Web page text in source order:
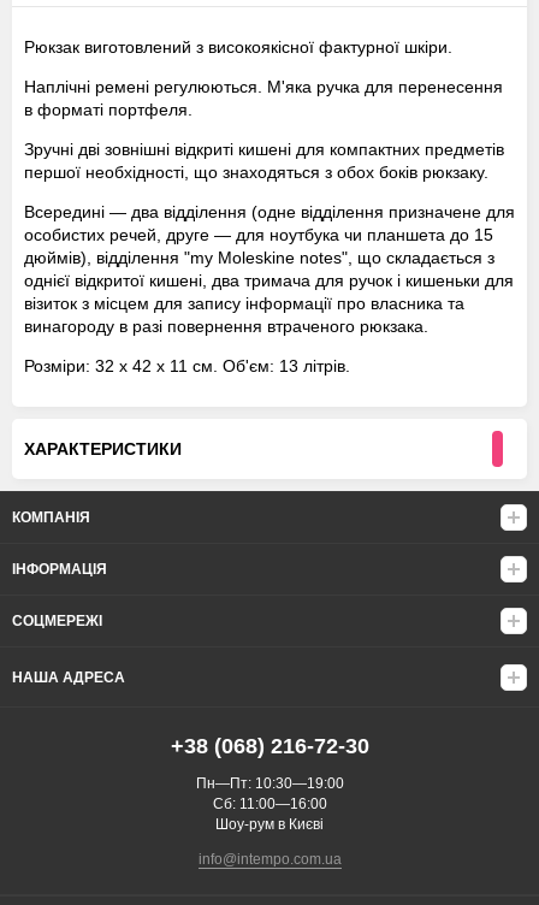
Рюкзак виготовлений з високоякісної фактурної шкіри.
Наплічні ремені регулюються. М'яка ручка для перенесення
в форматі портфеля.
Зручні дві зовнішні відкриті кишені для компактних предметів
першої необхідності, що знаходяться з обох боків рюкзаку.
Всередині — два відділення (одне відділення призначене для
особистих речей, друге — для ноутбука чи планшета до 15
дюймів), відділення "my Moleskine notes", що складається з
однієї відкритої кишені, два тримача для ручок і кишеньки для
візиток з місцем для запису інформації про власника та
винагороду в разі повернення втраченого рюкзака.
Розміри: 32 x 42 x 11 см. Об'єм: 13 літрів.
ХАРАКТЕРИСТИКИ
КОМПАНІЯ
ІНФОРМАЦІЯ
СОЦМЕРЕЖІ
НАША АДРЕСА
+38 (068) 216-72-30
Пн—Пт: 10:30—19:00
Сб: 11:00—16:00
Шоу-рум в Києві
info@intempo.com.ua